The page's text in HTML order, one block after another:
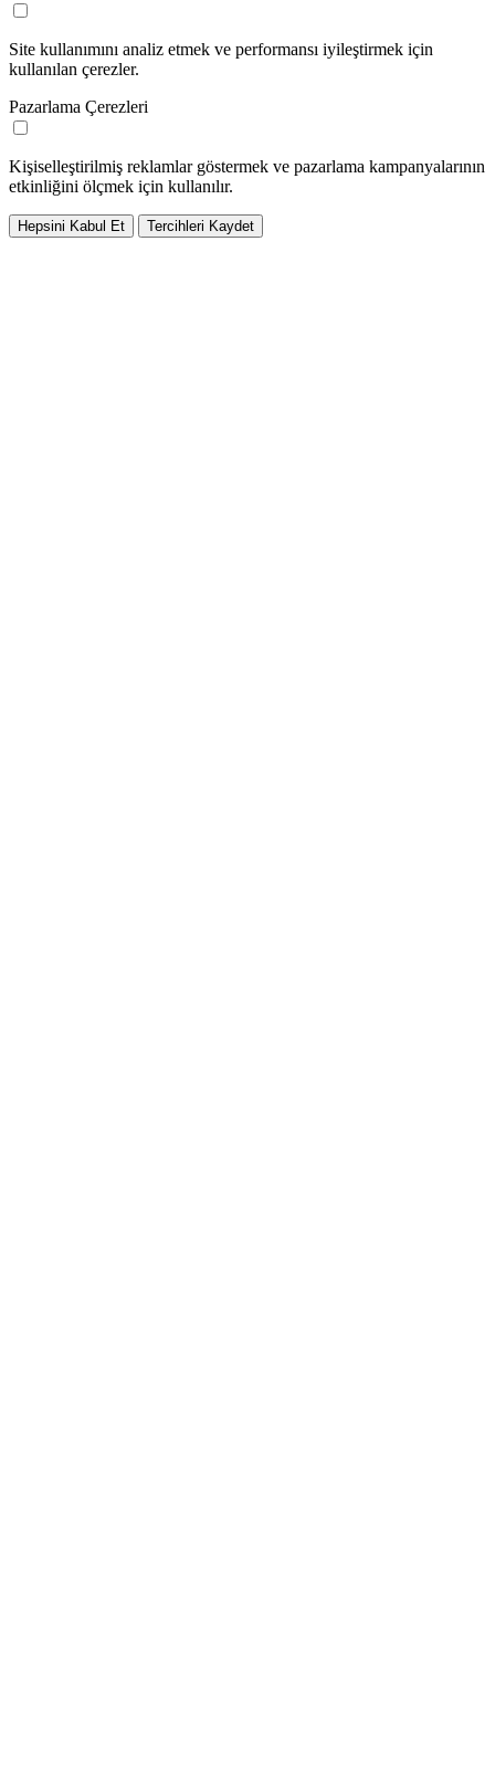
Site kullanımını analiz etmek ve performansı iyileştirmek için
kullanılan çerezler.
Pazarlama Çerezleri
Kişiselleştirilmiş reklamlar göstermek ve pazarlama kampanyalarının
etkinliğini ölçmek için kullanılır.
Hepsini Kabul Et Tercihleri Kaydet